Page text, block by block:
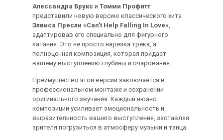
Алессандра Брукс и Томми Профитт
представили новую версию классического хита
Элвиса Пресли «Can’t Help Falling In Love»,
адаптировав его специально для фигурного
катания. Это не просто нарезка трека, а
полноценная композиция, которая придаст
вашему выступлению глубины и очарования.
Преимущество этой версии заключается в
профессиональном монтаже и сохранении
оригинального звучания. Каждый нюанс
композиции усиливает эмоциональность и
выразительность вашего выступления, заставляя
зрителя погрузиться в атмосферу музыки и танца.